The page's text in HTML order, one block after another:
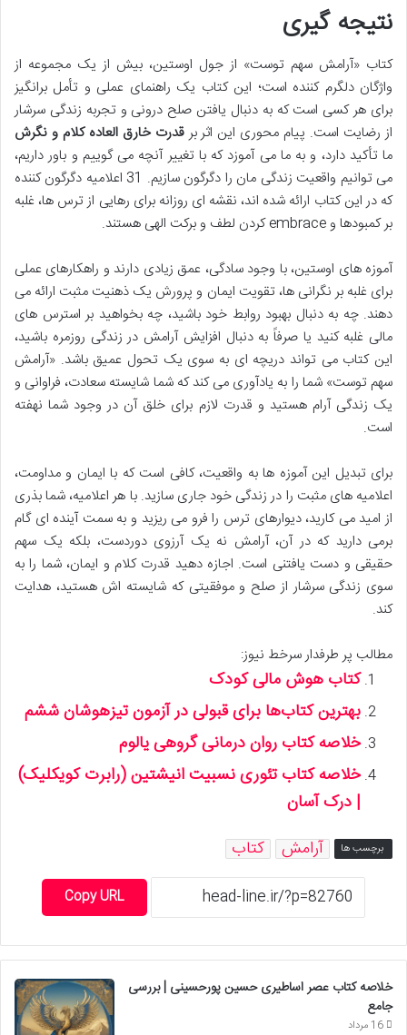
نتیجه گیری
کتاب «آرامش سهم توست» از جول اوستین، بیش از یک مجموعه از
واژگان دلگرم کننده است؛ این کتاب یک راهنمای عملی و تأمل برانگیز
برای هر کسی است که به دنبال یافتن صلح درونی و تجربه زندگی سرشار
از رضایت است. پیام محوری این اثر برقدرت خارق العاده کلام و نگرش
ما تأکید دارد، و به ما می آموزد که با تغییر آنچه می گوییم و باور داریم،
می توانیم واقعیت زندگی مان را دگرگون سازیم. 31 اعلامیه دگرگون کننده
که در این کتاب ارائه شده اند، نقشه ای روزانه برای رهایی از ترس ها، غلبه
بر کمبودها و embrace کردن لطف و برکت الهی هستند.
آموزه های اوستین، با وجود سادگی، عمق زیادی دارند و راهکارهای عملی
برای غلبه بر نگرانی ها، تقویت ایمان و پرورش یک ذهنیت مثبت ارائه می
دهند. چه به دنبال بهبود روابط خود باشید، چه بخواهید بر استرس های
مالی غلبه کنید یا صرفاً به دنبال افزایش آرامش در زندگی روزمره باشید،
این کتاب می تواند دریچه ای به سوی یک تحول عمیق باشد. «آرامش
سهم توست» شما را به یادآوری می کند که شما شایسته سعادت، فراوانی و
یک زندگی آرام هستید و قدرت لازم برای خلق آن در وجود شما نهفته
است.
برای تبدیل این آموزه ها به واقعیت، کافی است که با ایمان و مداومت،
اعلامیه های مثبت را در زندگی خود جاری سازید. با هر اعلامیه، شما بذری
از امید می کارید، دیوارهای ترس را فرو می ریزید و به سمت آینده ای گام
برمی دارید که در آن، آرامش نه یک آرزوی دوردست، بلکه یک سهم
حقیقی و دست یافتنی است. اجازه دهید قدرت کلام و ایمان، شما را به
سوی زندگی سرشار از صلح و موفقیتی که شایسته اش هستید، هدایت
کند.
مطالب پر طرفدار سرخط نیوز:
کتاب هوش مالی کودک
بهترین کتاب‌ها برای قبولی در آزمون تیزهوشان ششم
خلاصه کتاب روان درمانی گروهی یالوم
خلاصه کتاب تئوری نسبیت انیشتین (رابرت کویکلیک)
| درک آسان
برچسب ها آرامش کتاب
Copy URL
خلاصه کتاب عصر اساطیری حسین پورحسینی | بررسی
جامع
16 مرداد